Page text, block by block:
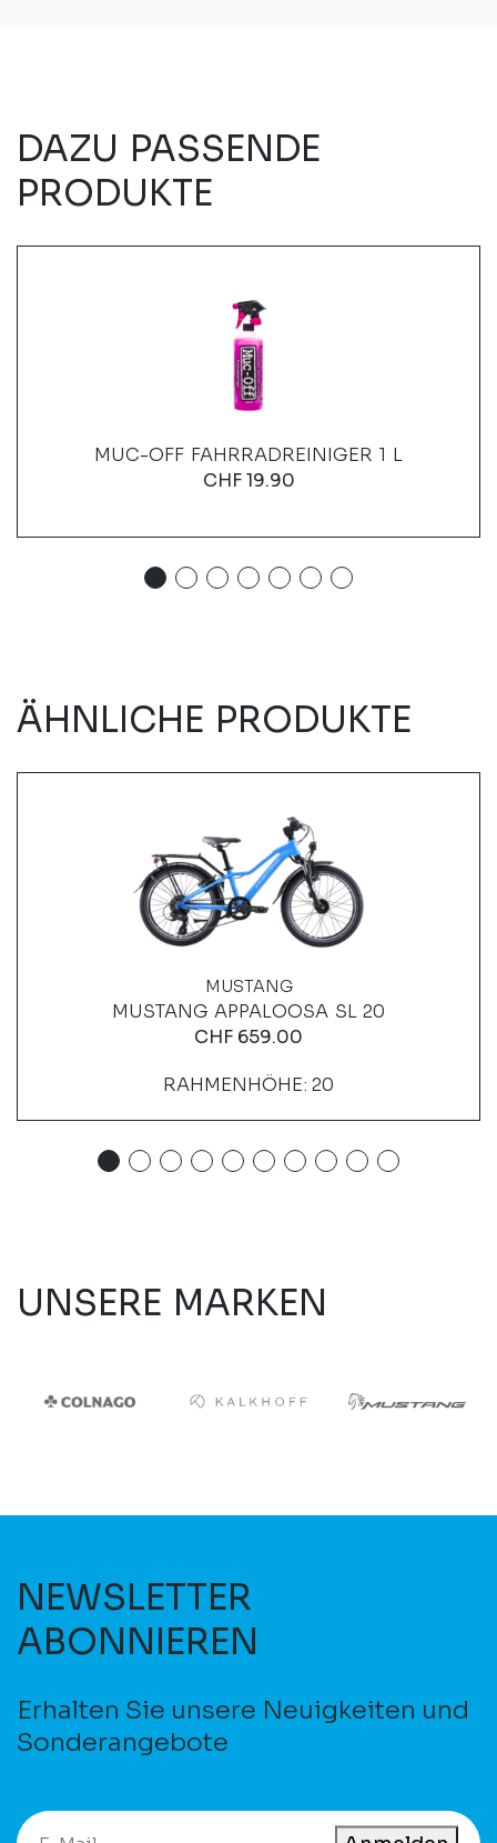
DAZU PASSENDE
PRODUKTE
MUC-OFF FAHRRADREINIGER 1 L
CHF19.90
ÄHNLICHE PRODUKTE
MUSTANG
MUSTANG APPALOOSA SL 20
CHF 659.00
RAHMENHÖHE: 20
UNSERE MARKEN
NEWSLETTER
ABONNIEREN
Erhalten Sie unsere Neuigkeiten und
Sonderangebote